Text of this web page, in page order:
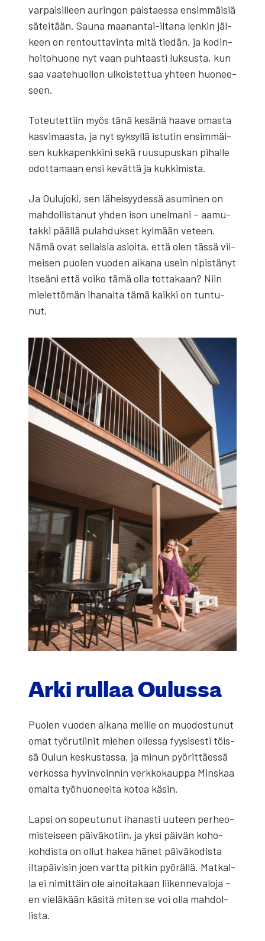
var­pai­sil­leen aurin­gon pais­taes­sa ensim­mäi­siä
sätei­tään. Sau­na maa­nan­tai-ilta­na len­kin jäl­
keen on ren­tout­ta­vin­ta mitä tie­dän, ja kodin­
hoi­to­huo­ne nyt vaan puh­taas­ti luk­sus­ta, kun
saa vaa­te­huol­lon ulkois­tet­tua yhteen huo­nee­
seen.
Toteu­tet­tiin myös tänä kesä­nä haa­ve omas­ta
kas­vi­maas­ta, ja nyt syk­syl­lä istu­tin ensim­mäi­
sen kuk­ka­penk­ki­ni sekä ruusu­pus­kan pihal­le
odot­ta­maan ensi kevät­tä ja kuk­ki­mis­ta.
Ja Oulu­jo­ki, sen lähei­syy­des­sä asu­mi­nen on
mah­dol­lis­ta­nut yhden ison unel­ma­ni – aamu­
tak­ki pääl­lä pulah­duk­set kyl­mään veteen.
Nämä ovat sel­lai­sia asioi­ta, että olen täs­sä vii­
mei­sen puo­len vuo­den aika­na usein nipis­tä­nyt
itseä­ni että voi­ko tämä olla tot­ta­kaan? Niin
mie­let­tö­män iha­nal­ta tämä kaik­ki on tun­tu­
nut.
Arki rul­laa Oulus­sa
Puo­len vuo­den aika­na meil­le on muo­dos­tu­nut
omat työ­ru­tii­nit mie­hen olles­sa fyy­si­ses­ti töis­
sä Oulun kes­kus­tas­sa, ja minun pyö­rit­täes­sä
ver­kos­sa hyvin­voin­nin verk­ko­kaup­pa Mins­kaa
omal­ta työ­huo­neel­ta kotoa käsin.
Lap­si on sopeu­tu­nut iha­nas­ti uuteen per­heo­
mis­tei­seen päi­vä­ko­tiin, ja yksi päi­vän koho­
koh­dis­ta on ollut hakea hänet päi­vä­ko­dis­ta
ilta­päi­vi­sin joen vart­ta pit­kin pyö­räl­lä. Mat­kal­
la ei nimit­täin ole ainoi­ta­kaan lii­ken­ne­va­lo­ja –
en vie­lä­kään käsi­tä miten se voi olla mah­dol­
lis­ta.